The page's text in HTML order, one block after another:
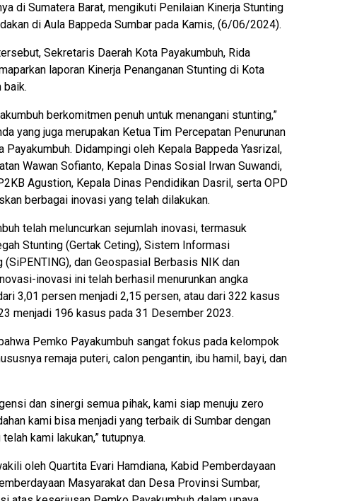
di Sumatera Barat, mengikuti Penilaian Kinerja Stunting
di Aula Bappeda Sumbar pada Kamis, (6/06/2024).
Sekretaris Daerah Kota Payakumbuh, Rida
laporan Kinerja Penanganan Stunting di Kota
baik.
berkomitmen penuh untuk menangani stunting,”
yang juga merupakan Ketua Tim Percepatan Penurunan
Payakumbuh. Didampingi oleh Kepala Bappeda Yasrizal,
Wawan Sofianto, Kepala Dinas Sosial Irwan Suwandi,
Agustion, Kepala Dinas Pendidikan Dasril, serta OPD
berbagai inovasi yang telah dilakukan.
telah meluncurkan sejumlah inovasi, termasuk
Stunting (Gertak Ceting), Sistem Informasi
(SiPENTING), dan Geospasial Berbasis NIK dan
inovasi ini telah berhasil menurunkan angka
3,01 persen menjadi 2,15 persen, atau dari 322 kasus
menjadi 196 kasus pada 31 Desember 2023.
Pemko Payakumbuh sangat fokus pada kelompok
remaja puteri, calon pengantin, ibu hamil, bayi, dan
dan sinergi semua pihak, kami siap menuju zero
kami bisa menjadi yang terbaik di Sumbar dengan
kami lakukan,” tutupnya.
oleh Quartita Evari Hamdiana, Kabid Pemberdayaan
Masyarakat dan Desa Provinsi Sumbar,